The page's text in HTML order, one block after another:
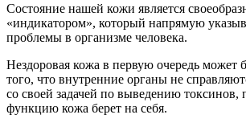
Состояние нашей кожи является
«индикатором», который напрямую
проблемы в организме человека.
Нездоровая кожа в первую очередь может
того, что внутренние органы не
со своей задачей по выведению токсинов,
функцию кожа берет на себя.